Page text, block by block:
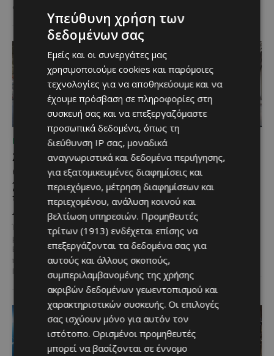
στις 2...
ΜΈΝΟΥΜΕ ΕΝΗΜΕΡΩΜΈΝΟΙ
Ξεκίνησε η
αντικατάσταση 100
χιλιομέτρων δικτύου
ύδρευσης στο κέντρο της
Λεμεσού
Έργο προϋπολογισμού €9,2 εκατ.
με συγχρηματοδότηση από την
Ε.Ε. Με τελετή που
πραγματοποιήθηκε το πρωί της
Πέμπτης, 6 Αυγούστου...
ΜΈΝΟΥΜΕ ΕΝΗΜΕΡΩΜΈΝΟΙ
Η Mercedes-Benz
γιορτάζει έναν αιώνα
ιστορίας και κοιτάζει
προς το μέλλον
Λίγες αυτοκινητοβιομηχανίες
μπορούν να ισχυριστούν ότι το
όνομά τους έγινε συνώνυμο της
ίδιας της ιστορίας του
Υπεύθυνη χρήση των
δεδομένων σας
Εμείς και οι συνεργάτες μας
χρησιμοποιούμε cookies και παρόμοιες
τεχνολογίες για να αποθηκεύουμε και να
έχουμε πρόσβαση σε πληροφορίες στη
συσκευή σας και να επεξεργαζόμαστε
προσωπικά δεδομένα, όπως τη
διεύθυνση IP σας, μοναδικά
αναγνωριστικά και δεδομένα περιήγησης,
για εξατομικευμένες διαφημίσεις και
περιεχόμενο, μέτρηση διαφημίσεων και
περιεχομένου, ανάλυση κοινού και
βελτίωση υπηρεσιών. Προμηθευτές
τρίτων (1913) ενδέχεται επίσης να
επεξεργάζονται τα δεδομένα σας για
αυτούς και άλλους σκοπούς,
συμπεριλαμβανομένης της χρήσης
ακριβών δεδομένων γεωεντοπισμού και
χαρακτηριστικών συσκευής. Οι επιλογές
σας ισχύουν μόνο για αυτόν τον
ιστότοπο. Ορισμένοι προμηθευτές
μπορεί να βασίζονται σε έννομο